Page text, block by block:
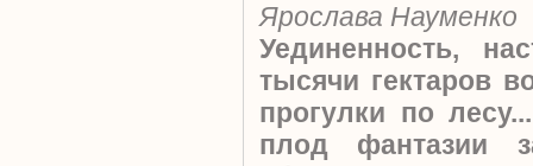
Ярослава Науменко
Уединенность,
тысячи гектаров
прогулки по
плод фантазии